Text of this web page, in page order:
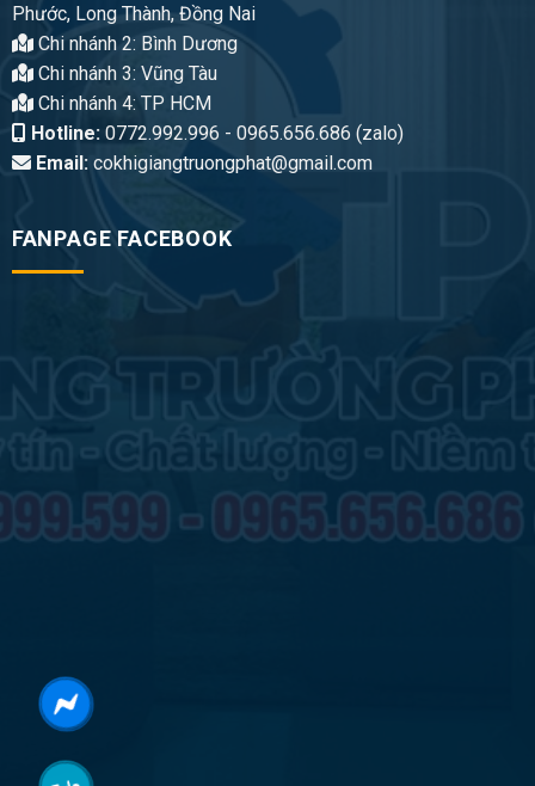
Phước, Long Thành, Đồng Nai
Chi nhánh 2: Bình Dương
Chi nhánh 3: Vũng Tàu
Chi nhánh 4: TP HCM
Hotline:0772.992.996 - 0965.656.686 (zalo)
Email:cokhigiangtruongphat@gmail.com
FANPAGE FACEBOOK